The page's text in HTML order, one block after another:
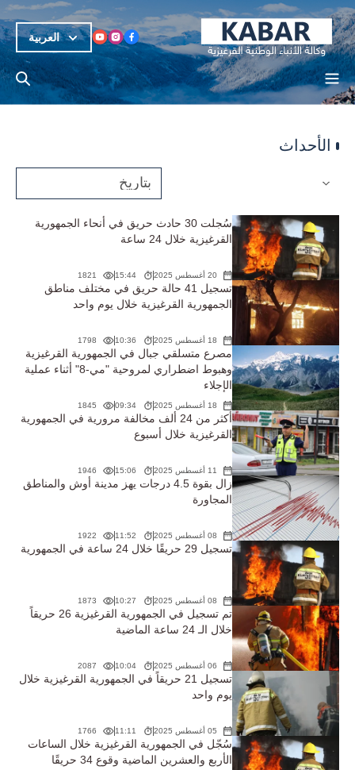
العربية
الأحداث
سُجلت 30 حادث حريق في أنحاء الجمهورية
القرغيزية خلال 24 ساعة
20 أغسطس 2025 15:44
1821
تسجيل 41 حالة حريق في مختلف مناطق
الجمهورية القرغيزية خلال يوم واحد
18 أغسطس 2025 10:36
1798
مصرع متسلقي جبال في الجمهورية القرغيزية
وهبوط اضطراري لمروحية "مي-8" أثناء عملية
الإجلاء
18 أغسطس 2025 09:34
1845
أكثر من 24 ألف مخالفة مرورية في الجمهورية
القرغيزية خلال أسبوع
11 أغسطس 2025 15:06
1946
زال بقوة 4.5 درجات يهز مدينة أوش والمناطق
المجاورة
08 أغسطس 2025 11:52
1922
تسجيل 29 حريقًا خلال 24 ساعة في الجمهورية
08 أغسطس 2025 10:27
1873
تم تسجيل في الجمهورية القرغيزية 26 حريقاً
خلال الـ 24 ساعة الماضية
06 أغسطس 2025 10:04
2087
تسجيل 21 حريقاً في الجمهورية القرغيزية خلال
يوم واحد
05 أغسطس 2025 11:11
1766
سُجّل في الجمهورية القرغيزية خلال الساعات
الأربع والعشرين الماضية وقوع 34 حريقًا